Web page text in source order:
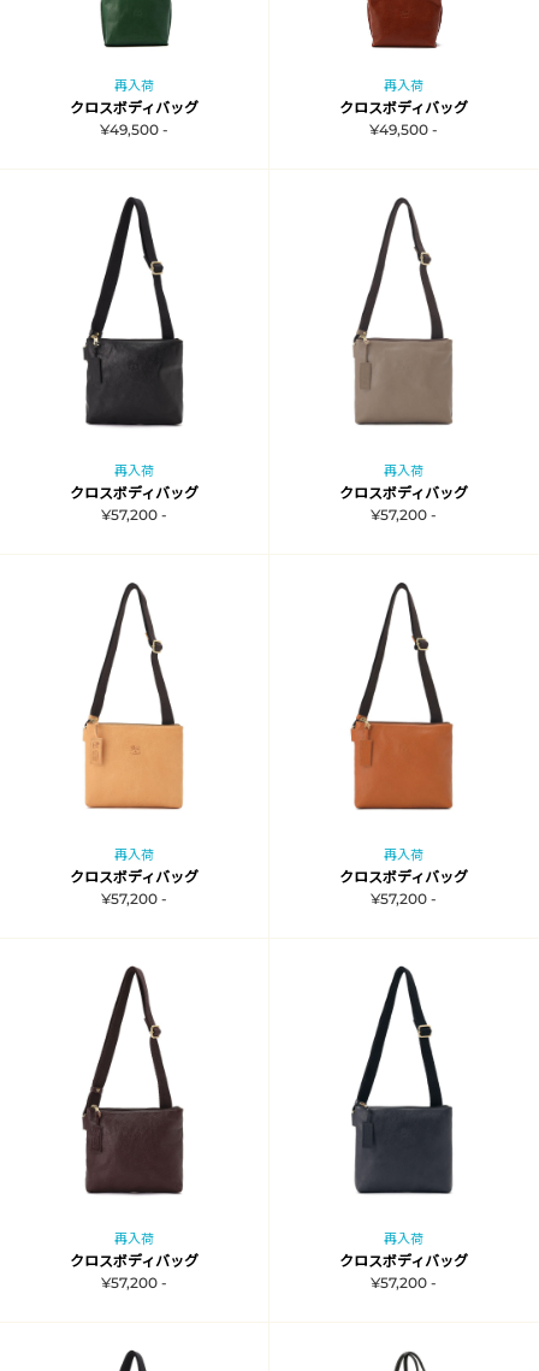
再入荷
クロスボディバッグ
¥49,500 -
再入荷
クロスボディバッグ
¥49,500 -
再入荷
クロスボディバッグ
¥57,200 -
再入荷
クロスボディバッグ
¥57,200 -
再入荷
クロスボディバッグ
¥57,200 -
再入荷
クロスボディバッグ
¥57,200 -
再入荷
クロスボディバッグ
¥57,200 -
再入荷
クロスボディバッグ
¥57,200 -